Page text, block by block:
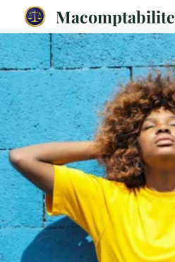
Macomptabilite